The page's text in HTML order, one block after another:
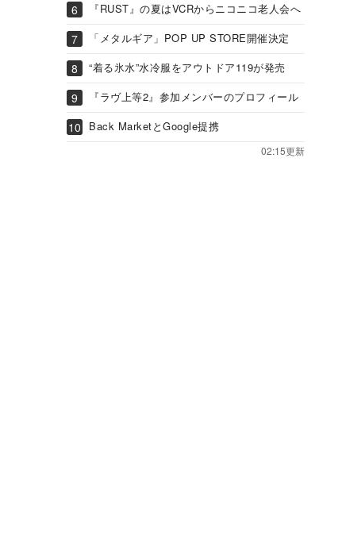
『RUST』の夏はVCRからニコニコ老人会へ
「メタルギア」POP UP STORE開催決定
“着る氷水”水冷服をアウトドア119が発売
『ラヴ上等2』参加メンバーのプロフィール
Back MarketとGoogle提携
02:15更新